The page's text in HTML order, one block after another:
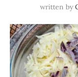
written by